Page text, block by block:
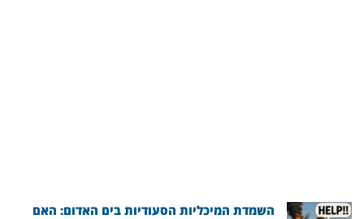
השמדת המיכליות הסעודיות בים האדום: האם